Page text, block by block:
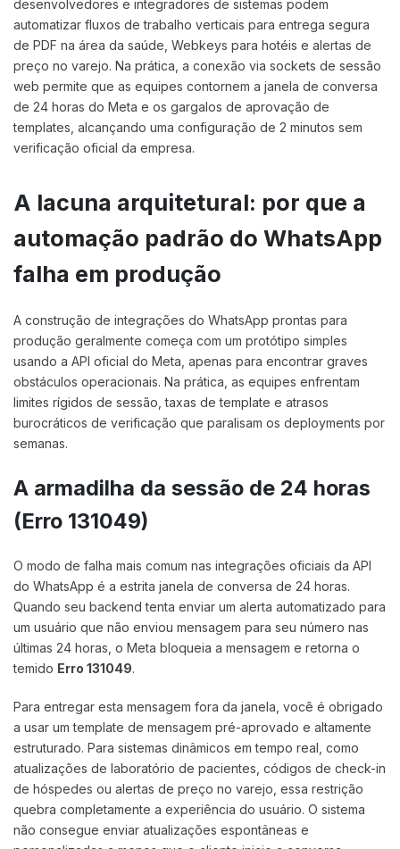
desenvolvedores e integradores de sistemas podem
automatizar fluxos de trabalho verticais para entrega segura
de PDF na área da saúde, Webkeys para hotéis e alertas de
preço no varejo. Na prática, a conexão via sockets de sessão
web permite que as equipes contornem a janela de conversa
de 24 horas do Meta e os gargalos de aprovação de
templates, alcançando uma configuração de 2 minutos sem
verificação oficial da empresa.
A lacuna arquitetural: por que a
automação padrão do WhatsApp
falha em produção
A construção de integrações do WhatsApp prontas para
produção geralmente começa com um protótipo simples
usando a API oficial do Meta, apenas para encontrar graves
obstáculos operacionais. Na prática, as equipes enfrentam
limites rígidos de sessão, taxas de template e atrasos
burocráticos de verificação que paralisam os deployments por
semanas.
A armadilha da sessão de 24 horas
(Erro 131049)
O modo de falha mais comum nas integrações oficiais da API
do WhatsApp é a estrita janela de conversa de 24 horas.
Quando seu backend tenta enviar um alerta automatizado para
um usuário que não enviou mensagem para seu número nas
últimas 24 horas, o Meta bloqueia a mensagem e retorna o
temido Erro 131049.
Para entregar esta mensagem fora da janela, você é obrigado
a usar um template de mensagem pré-aprovado e altamente
estruturado. Para sistemas dinâmicos em tempo real, como
atualizações de laboratório de pacientes, códigos de check-in
de hóspedes ou alertas de preço no varejo, essa restrição
quebra completamente a experiência do usuário. O sistema
não consegue enviar atualizações espontâneas e